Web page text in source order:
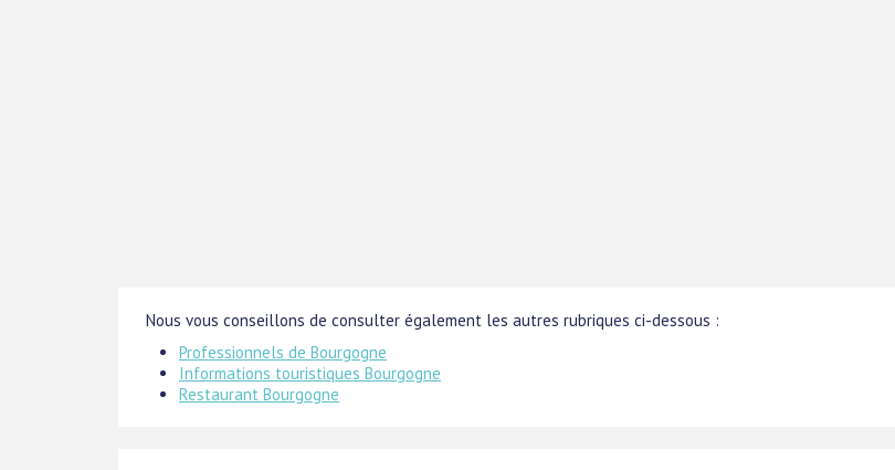
Nous vous conseillons de consulter également les autres rubriques ci-dessous :
Professionnels de Bourgogne
Informations touristiques Bourgogne
Restaurant Bourgogne